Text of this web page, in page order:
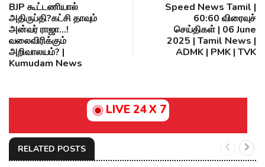
BJP கூட்டணியால்
அதிருப்தி?கட்சி தாவும்
அன்வர் ராஜா...!
வலைவிரிக்கும்
அறிவாலயம்? |
Kumudam News
Speed News Tamil |
60:60 விரைவுச்
செய்திகள் | 06 June
2025 | Tamil News |
ADMK | PMK | TVK
LIVE 24 X 7
RELATED POSTS